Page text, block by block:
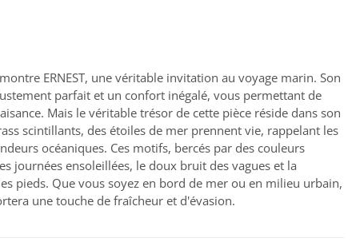
ERNEST, une véritable invitation au voyage marin. Son
parfait et un confort inégalé, vous permettant de
Mais le véritable trésor de cette pièce réside dans son
scintillants, des étoiles de mer prennent vie, rappelant les
océaniques. Ces motifs, bercés par des couleurs
journées ensoleillées, le doux bruit des vagues et la
pieds. Que vous soyez en bord de mer ou en milieu urbain,
une touche de fraîcheur et d'évasion.